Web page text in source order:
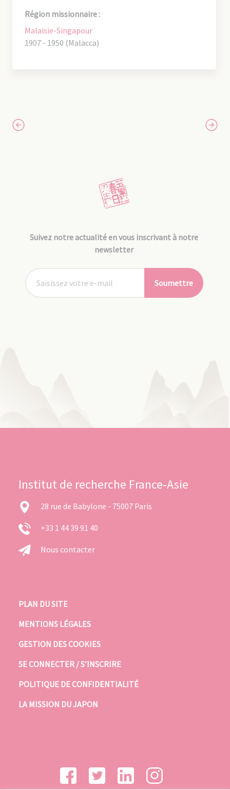
Région missionnaire :
Malaisie-Singapour
1907 - 1950 (Malacca)
Suivez notre actualité en vous inscrivant à notre
newsletter
Soumettre
Institut de recherche France-Asie
28 rue de Babylone - 75007 Paris
+33 1 44 39 91 40
Nous contacter
PLAN DU SITE
MENTIONS LÉGALES
GESTION DES COOKIES
SE CONNECTER / S’INSCRIRE
POLITIQUE DE CONFIDENTIALITÉ
LA MISSION DU JAPON